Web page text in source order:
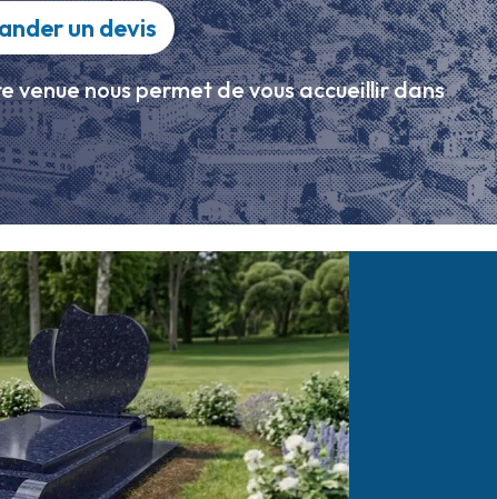
un devis
venue nous permet de vous accueillir dans